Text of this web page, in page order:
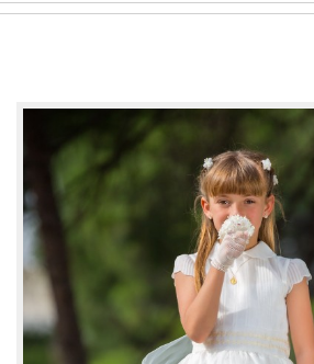
Blog
Marcas colaboradoras
Trabaja con Nosotros
Tienda de Fotos
Tour Virtual 360